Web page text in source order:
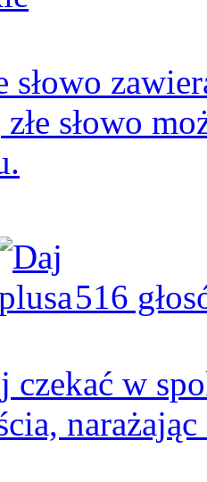
słowo
słowo
516
czekać w